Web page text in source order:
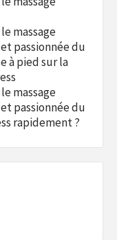
massage
passionnée du
à pied sur la
massage
passionnée du
rapidement ?